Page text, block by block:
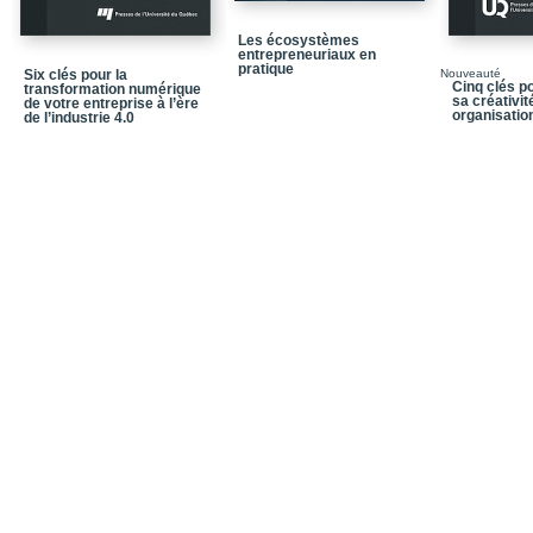
L’identification de vos
La lettre d’intention
La vérification diligente
Six clés pour la
transformation numérique
de votre entreprise à l’ère
de l’industrie 4.0
Les écosystèmes
entrepreneuriaux en
pratique
Nouveauté
Cinq clés
sa